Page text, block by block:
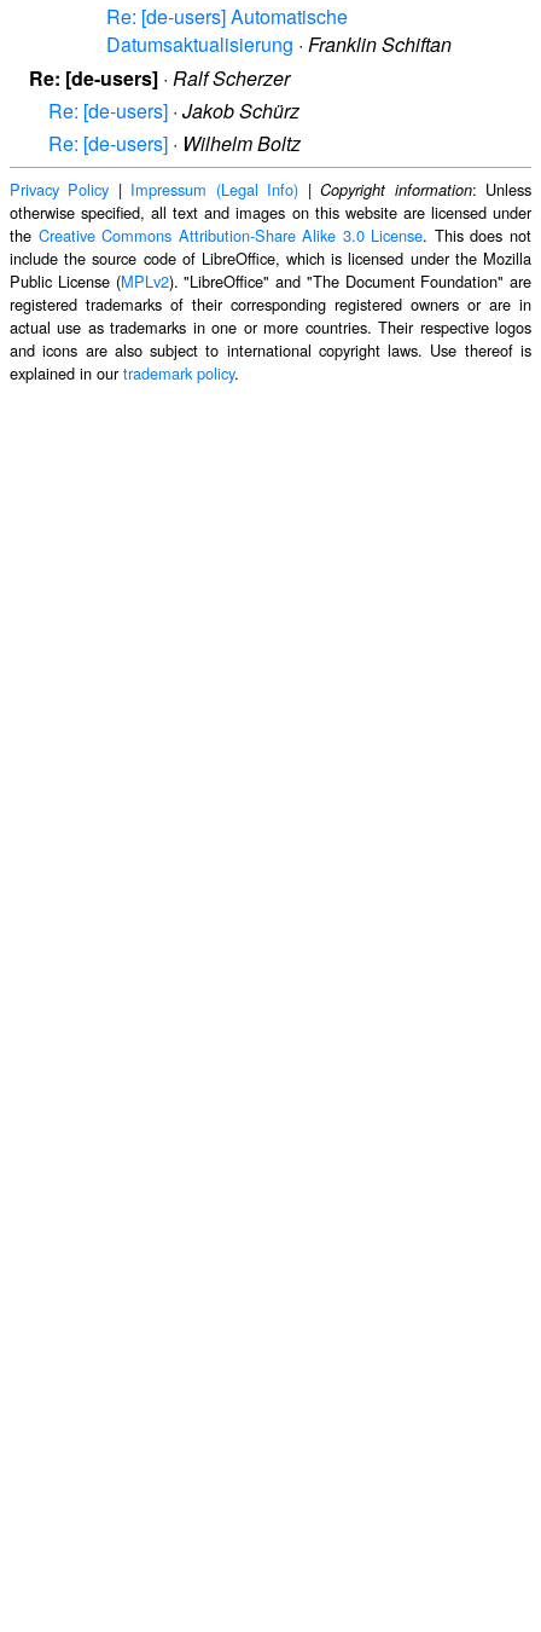
Re: [de-users] Automatische
Datumsaktualisierung · Franklin Schiftan
Re: [de-users] · Ralf Scherzer
Re: [de-users] · Jakob Schürz
Re: [de-users] · Wilhelm Boltz
Privacy Policy | Impressum (Legal Info) |Copyright information: Unless
otherwise specified, all text and images on this website are licensed under
the Creative Commons Attribution-Share Alike 3.0 License. This does not
include the source code of LibreOffice, which is licensed under the Mozilla
Public License (MPLv2). "LibreOffice" and "The Document Foundation" are
registered trademarks of their corresponding registered owners or are in
actual use as trademarks in one or more countries. Their respective logos
and icons are also subject to international copyright laws. Use thereof is
explained in ourtrademark policy.